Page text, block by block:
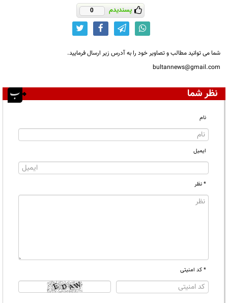
پسندیدم 0
شما می توانید مطالب و تصاویر خود را به آدرس زیر ارسال فرمایید.
bultannews@gmail.com
نظر شما
نام
ایمیل
* نظر
* کد امنیتی